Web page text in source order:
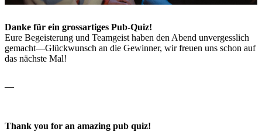
Danke für ein grossartiges Pub-Quiz!
Eure Begeisterung und Teamgeist haben den Abend unvergesslich
gemacht—Glückwunsch an die Gewinner, wir freuen uns schon auf
das nächste Mal!
—
Thank you for an amazing pub quiz!